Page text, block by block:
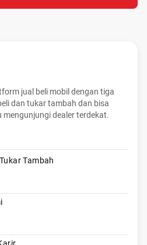
jual beli mobil dengan tiga
dan tukar tambah dan bisa
dealer terdekat.
Tukar Tambah